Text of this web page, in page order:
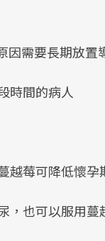
因需要長期放置
時間的病人
越莓可降低懷孕
，也可以服用蔓